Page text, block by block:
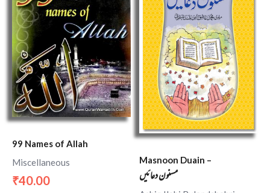
99 Names of Allah
Miscellaneous
₹40.00
Masnoon Duain –
مسنون دعائیں